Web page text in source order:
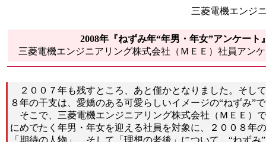
三菱電機エンジ
2008年『ねずみ年“年男・年女”アンケート
三菱電機エンジニアリング株式会社（ＭＥＥ）社員アン
２００７年も残すところ、あと僅かとなりました。そし
８年の干支は、愛嬌のある可愛らしいイメージの“ねずみ”
そこで、三菱電機エンジニアリング株式会社（ＭＥＥ）
にめでたく年男・年女を迎える社員を対象に、２００８年
「期待の人物」、そして「理想の老後」について、“ねずみ